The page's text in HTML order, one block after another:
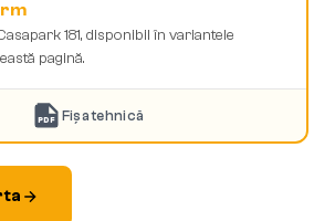
181, disponibil în variantele
pagină.
PDF Fișa tehnică